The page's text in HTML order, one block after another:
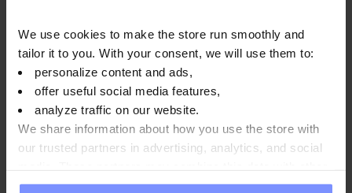
We use cookies to make the store run smoothly and
tailor it to you. With your consent, we will use them to:
personalize content and ads,
offer useful social media features,
analyze traffic on our website.
We share information about how you use the store with
our trusted partners in advertising, analytics, and social
information you have provided to them or that they have
OstroVit 100% Whey Protein - Mikrobiologische analyse
23.03.2026
OstroVit 100% Whey Protein - Bestimmung des
schwermetallgehalts 19.03.2026
OstroVit 100% Whey Protein - Bestimmung des